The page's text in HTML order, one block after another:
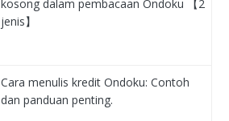
kosong dalam pembacaan Ondoku 【2
jenis】
Cara menulis kredit Ondoku: Contoh
dan panduan penting.